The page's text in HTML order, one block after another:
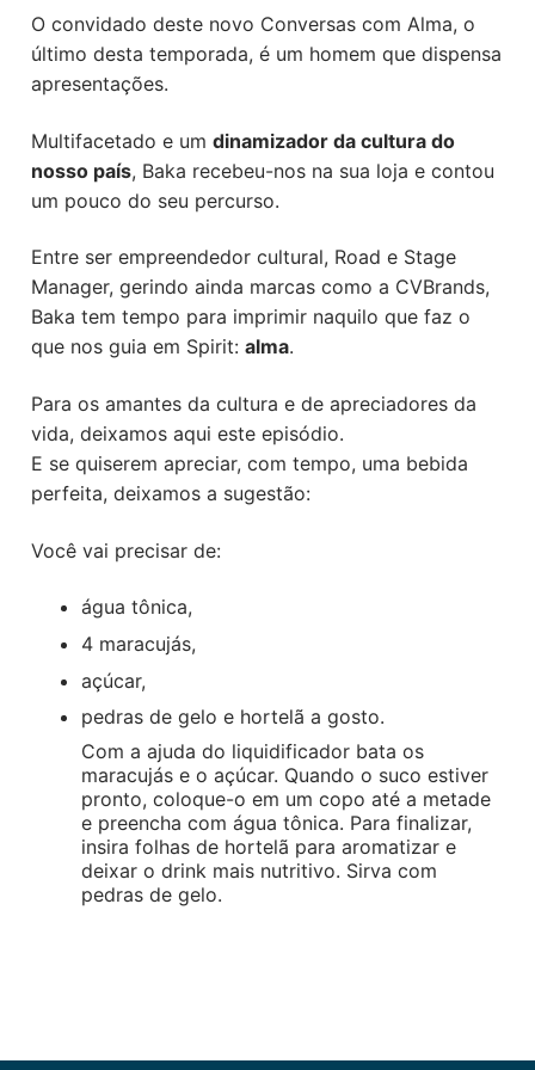
História
TRINTEA
SPIRIT
O convidado deste novo Conversas com Alma, o
último desta temporada, é um homem que dispensa
apresentações.
Multifacetado e um dinamizador da cultura do
nosso país, Baka recebeu-nos na sua loja e contou
um pouco do seu percurso.
Entre ser empreendedor cultural, Road e Stage
Manager, gerindo ainda marcas como a CVBrands,
Baka tem tempo para imprimir naquilo que faz o
que nos guia em Spirit: alma.
Para os amantes da cultura e de apreciadores da
vida, deixamos aqui este episódio.
E se quiserem apreciar, com tempo, uma bebida
perfeita, deixamos a sugestão:
Você vai precisar de:
água tônica,
4 maracujás,
açúcar,
pedras de gelo e hortelã a gosto.
Com a ajuda do liquidificador bata os
maracujás e o açúcar. Quando o suco estiver
pronto, coloque-o em um copo até a metade
e preencha com água tônica. Para finalizar,
insira folhas de hortelã para aromatizar e
deixar o drink mais nutritivo. Sirva com
pedras de gelo.